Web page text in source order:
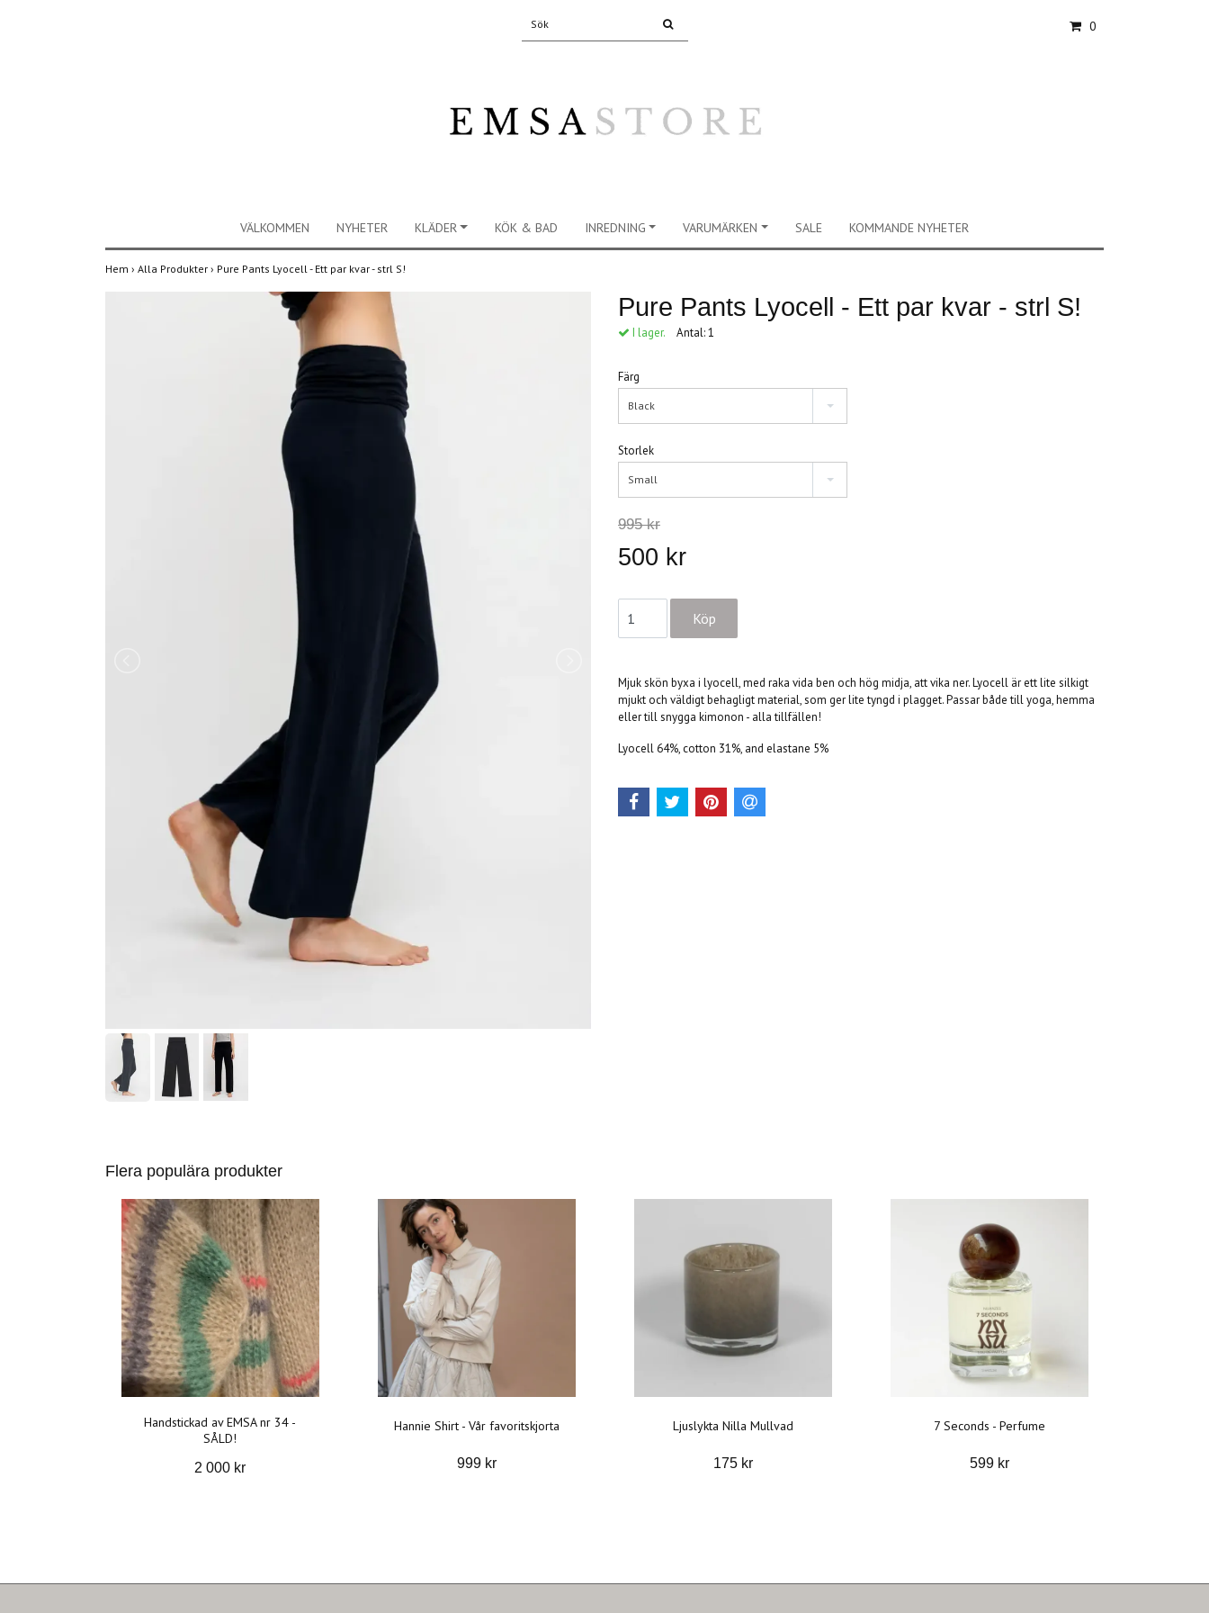
0
VÄLKOMMEN NYHETER KLÄDER KÖK & BAD INREDNING VARUMÄRKEN SALE KOMMANDE NYHETER
Hem › Alla Produkter › Pure Pants Lyocell - Ett par kvar - strl S!
Pure Pants Lyocell - Ett par kvar - strl S!
I lager. Antal:1
Färg
Black
Storlek
Small
995 kr
500 kr
Mjuk skön byxa i lyocell, med raka vida ben och hög midja, att vika ner. Lyocell är ett lite silkigt
mjukt och väldigt behagligt material, som ger lite tyngd i plagget. Passar både till yoga, hemma
eller till snygga kimonon - alla tillfällen!
Lyocell 64%, cotton 31%, and elastane 5%
Flera populära produkter
Handstickad av EMSA nr 34 -
SÅLD!
2 000 kr
Hannie Shirt - Vår favoritskjorta
999 kr
Ljuslykta Nilla Mullvad
175 kr
7 Seconds - Perfume
599 kr